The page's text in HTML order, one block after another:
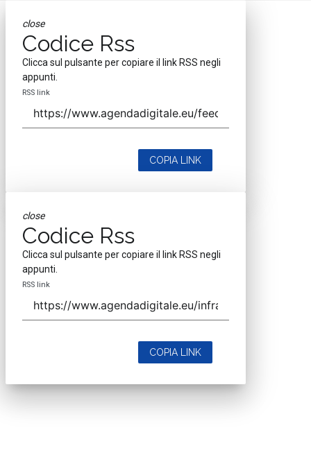
close
Codice Rss
Clicca sul pulsante per copiare il link RSS negli
appunti.
RSS link
COPIA LINK
close
Codice Rss
Clicca sul pulsante per copiare il link RSS negli
appunti.
RSS link
COPIA LINK